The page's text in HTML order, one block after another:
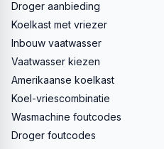
Droger aanbieding
Koelkast met vriezer
Inbouw vaatwasser
Vaatwasser kiezen
Amerikaanse koelkast
Koel-vriescombinatie
Wasmachine foutcodes
Droger foutcodes